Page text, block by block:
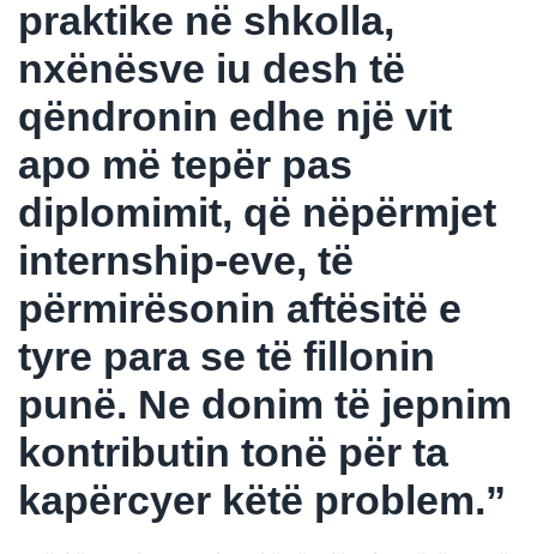
praktike në shkolla,
nxënësve iu desh të
qëndronin edhe një vit
apo më tepër pas
diplomimit, që nëpërmjet
internship-eve, të
përmirësonin aftësitë e
tyre para se të fillonin
punë. Ne donim të jepnim
kontributin tonë për ta
kapërcyer këtë problem.”